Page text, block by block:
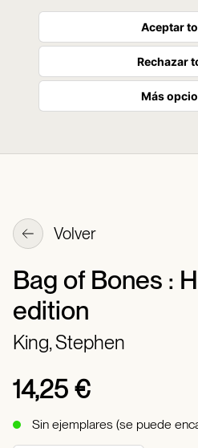
Aceptar
Rechazar
Más
Volver
Bag of Bones :
edition
King, Stephen
14,25 €
Sin ejemplares (se puede